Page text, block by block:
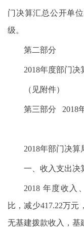
门决算汇总公开单
级。
第二部分
2018年度部门决
（见附件）
第三部分 2018
2018年部门决算
一、收入支出决
2018 年度收入
比，减少417.22万元
无基建拨款收入，基